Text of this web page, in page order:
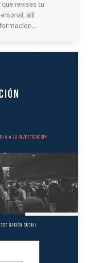
revises tu
allí